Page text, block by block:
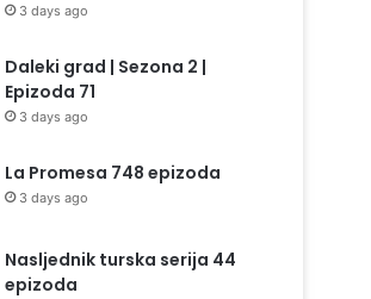
3 days ago
Daleki grad | Sezona 2 |
Epizoda 71
3 days ago
La Promesa 748 epizoda
3 days ago
Nasljednik turska serija 44
epizoda